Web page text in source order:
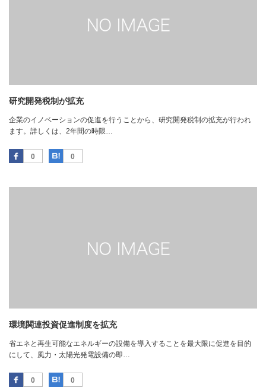
研究開発税制が拡充
企業のイノベーションの促進を行うことから、研究開発税制の拡充が行われ
ます。詳しくは、2年間の時限…
0
Facebook 0
はてなブックマーク
環境関連投資促進制度を拡充
省エネと再生可能なエネルギーの設備を導入することを最大限に促進を目的
にして、風力・太陽光発電設備の即…
0
Facebook 0
はてなブックマーク